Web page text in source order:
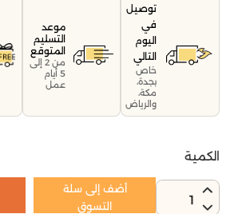
توصيل
في
اليوم
التالي
خاص
بجدة،
مكة،
والرياض
موعد
التسليم
المتوقع
من 2 إلى
5 أيام
عمل
الكمية
1
أضف إلى سلة
التسوق